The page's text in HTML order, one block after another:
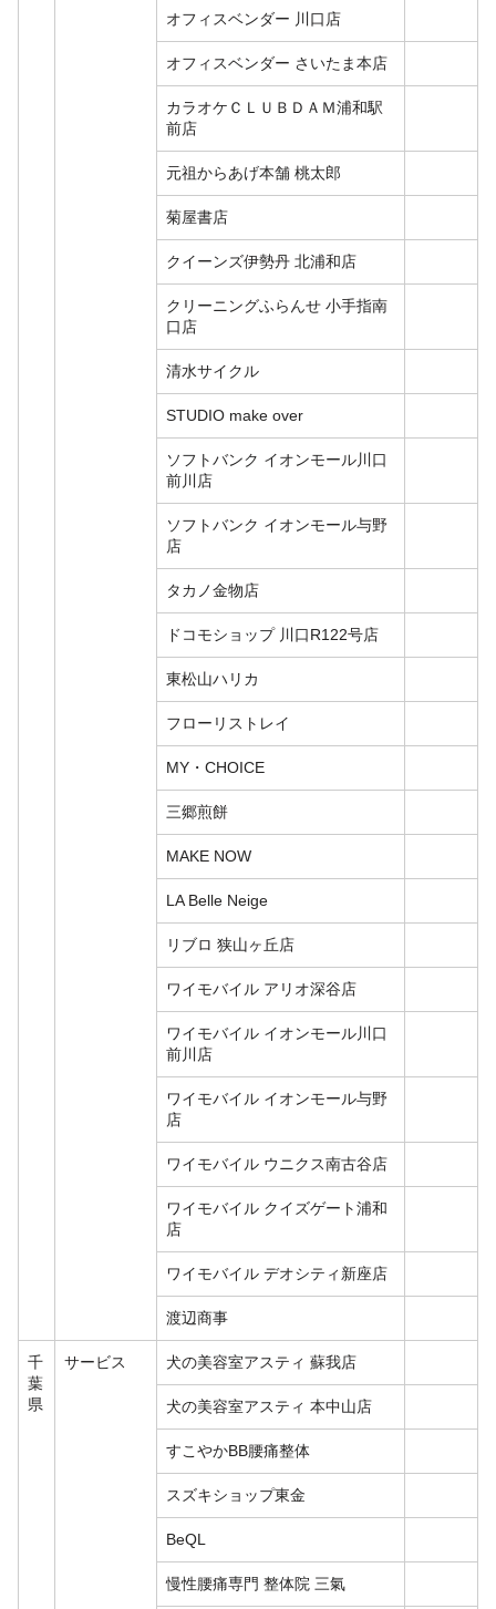
オフィスベンダー 川口店
オフィスベンダー さいたま本店
カラオケＣＬＵＢＤＡＭ浦和駅
前店
元祖からあげ本舗 桃太郎
菊屋書店
クイーンズ伊勢丹 北浦和店
クリーニングふらんせ 小手指南
口店
清水サイクル
STUDIO make over
ソフトバンク イオンモール川口
前川店
ソフトバンク イオンモール与野
店
タカノ金物店
ドコモショップ 川口R122号店
東松山ハリカ
フローリストレイ
MY・CHOICE
三郷煎餅
MAKE NOW
LA Belle Neige
リブロ 狭山ヶ丘店
ワイモバイル アリオ深谷店
ワイモバイル イオンモール川口
前川店
ワイモバイル イオンモール与野
店
ワイモバイル ウニクス南古谷店
ワイモバイル クイズゲート浦和
店
ワイモバイル デオシティ新座店
渡辺商事
千
葉
県
サービス 犬の美容室アスティ 蘇我店
犬の美容室アスティ 本中山店
すこやかBB腰痛整体
スズキショップ東金
BeQL
慢性腰痛専門 整体院 三氣